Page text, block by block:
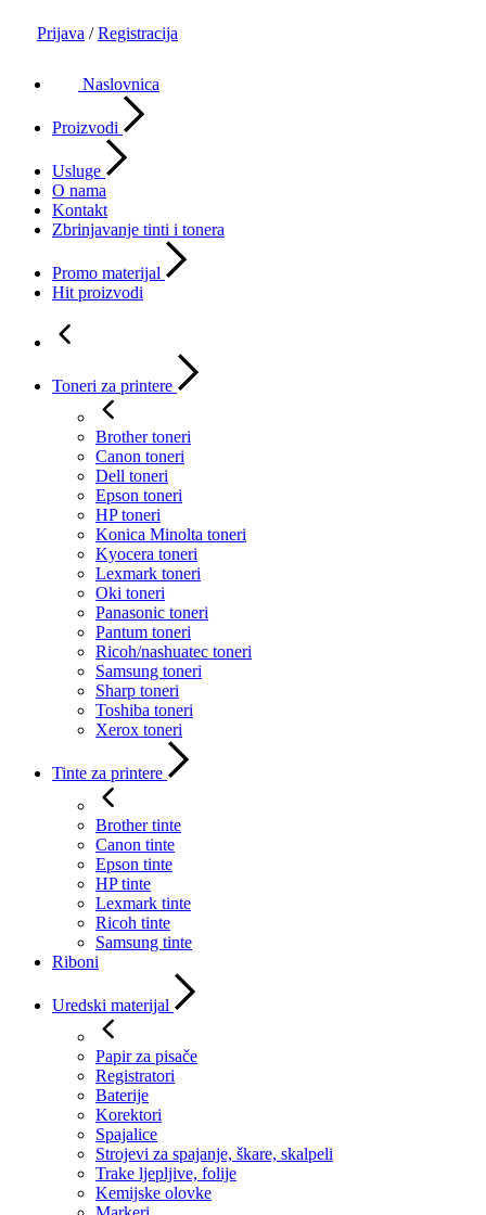
Prijava / Registracija
Naslovnica
Proizvodi
Usluge
O nama
Kontakt
Zbrinjavanje tinti i tonera
Promo materijal
Hit proizvodi
Toneri za printere
Brother toneri
Canon toneri
Dell toneri
Epson toneri
HP toneri
Konica Minolta toneri
Kyocera toneri
Lexmark toneri
Oki toneri
Panasonic toneri
Pantum toneri
Ricoh/nashuatec toneri
Samsung toneri
Sharp toneri
Toshiba toneri
Xerox toneri
Tinte za printere
Brother tinte
Canon tinte
Epson tinte
HP tinte
Lexmark tinte
Ricoh tinte
Samsung tinte
Riboni
Uredski materijal
Papir za pisače
Registratori
Baterije
Korektori
Spajalice
Strojevi za spajanje, škare, skalpeli
Trake ljepljive, folije
Kemijske olovke